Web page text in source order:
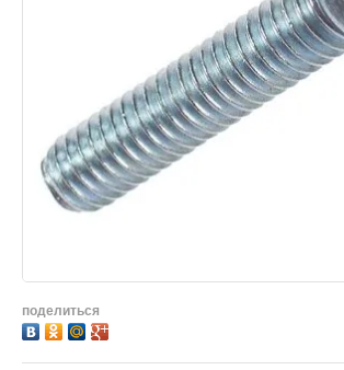
поделиться